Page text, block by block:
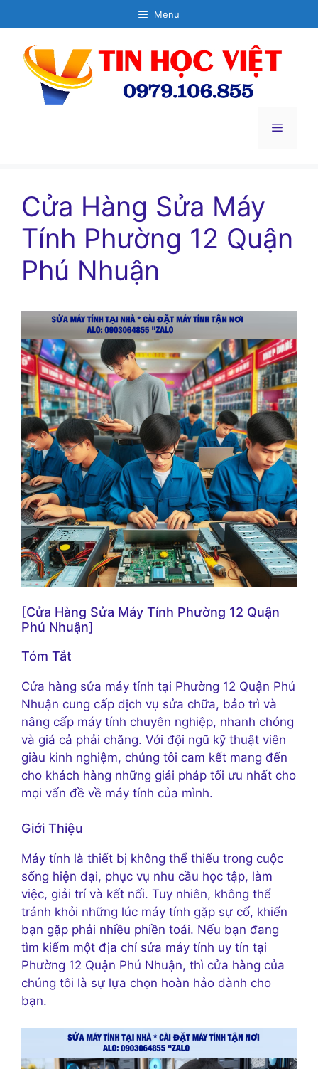
đến
dung
Menu
Menu
Cửa Hàng Sửa Máy
Tính Phường 12 Quận
Phú Nhuận
[Cửa Hàng Sửa Máy Tính Phường 12 Quận
Phú Nhuận]
Tóm Tắt
Cửa hàng sửa máy tính tại Phường 12 Quận Phú
Nhuận cung cấp dịch vụ sửa chữa, bảo trì và
nâng cấp máy tính chuyên nghiệp, nhanh chóng
và giá cả phải chăng. Với đội ngũ kỹ thuật viên
giàu kinh nghiệm, chúng tôi cam kết mang đến
cho khách hàng những giải pháp tối ưu nhất cho
mọi vấn đề về máy tính của mình.
Giới Thiệu
Máy tính là thiết bị không thể thiếu trong cuộc
sống hiện đại, phục vụ nhu cầu học tập, làm
việc, giải trí và kết nối. Tuy nhiên, không thể
tránh khỏi những lúc máy tính gặp sự cố, khiến
bạn gặp phải nhiều phiền toái. Nếu bạn đang
tìm kiếm một địa chỉ sửa máy tính uy tín tại
Phường 12 Quận Phú Nhuận, thì cửa hàng của
chúng tôi là sự lựa chọn hoàn hảo dành cho
bạn.